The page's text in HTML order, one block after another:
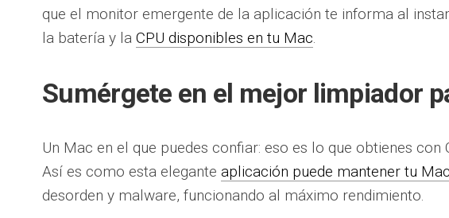
que el monitor emergente de la aplicación te informa al
la batería y la CPU disponibles en tu Mac.
Sumérgete en el mejor limpiador
Un Mac en el que puedes confiar: eso es lo que obtienes con
Así es como esta elegante aplicación puede mantener tu Mac
desorden y malware, funcionando al máximo rendimiento.